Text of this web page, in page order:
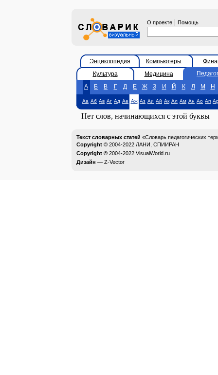
О проекте | Помощь
Энциклопедия Компьютеры
Культура
Медицина
А
Б В Г Д Е Ж З И Й К Л М Н
Аа Аб Ав Аг Ад Ае Аж Аз Аи Ай Ак Ал Ам Ан Ао Ап
Нет слов, начинающихся с этой буквы
Текст словарных статей «Словарь педагогических
Copyright © 2004-2022 ЛАНИ, СПИИРАН
Copyright © 2004-2022 VisualWorld.ru
Дизайн — Z-Vector